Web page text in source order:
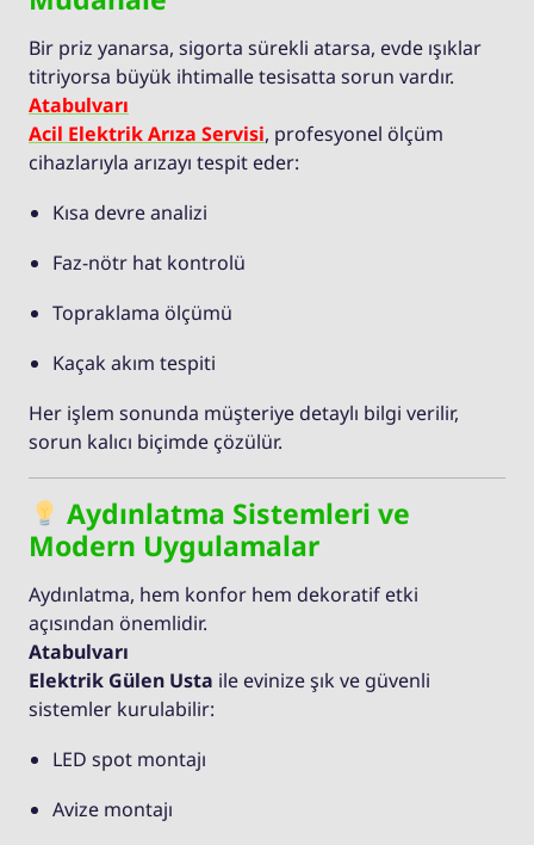
Bir priz yanarsa, sigorta sürekli atarsa, evde ışıklar
titriyorsa büyük ihtimalle tesisatta sorun vardır.
Atabulvarı
Acil Elektrik Arıza Servisi, profesyonel ölçüm
cihazlarıyla arızayı tespit eder:
Kısa devre analizi
Faz-nötr hat kontrolü
Topraklama ölçümü
Kaçak akım tespiti
Her işlem sonunda müşteriye detaylı bilgi verilir,
sorun kalıcı biçimde çözülür.
Aydınlatma Sistemleri ve
Modern Uygulamalar
Aydınlatma, hem konfor hem dekoratif etki
açısından önemlidir.
Atabulvarı
Elektrik Gülen Usta ile evinize şık ve güvenli
sistemler kurulabilir:
LED spot montajı
Avize montajı